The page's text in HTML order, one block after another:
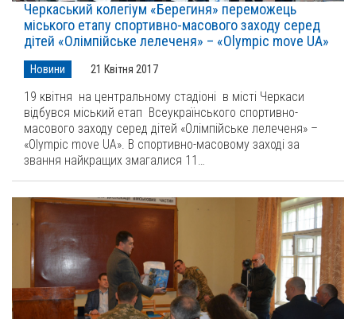
Черкаський колегіум «Берегиня» переможець
міського етапу спортивно-масового заходу серед
дітей «Олімпійське лелеченя» – «Olympic move UA»
Новини 21 Квітня 2017
19 квітня на центральному стадіоні в місті Черкаси
відбувся міський етап Всеукраїнського спортивно-
масового заходу серед дітей «Олімпійське лелеченя» –
«Olympic move UA». В спортивно-масовому заході за
звання найкращих змагалися 11…